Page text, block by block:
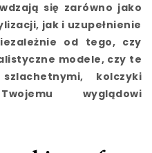
się zarówno jako
jak i uzupełnienie
od tego, czy
modele, czy te
kolczyki
wyglądowi